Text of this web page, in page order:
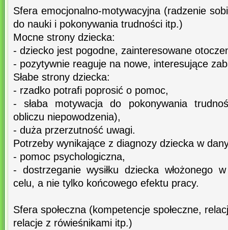
Sfera emocjonalno-motywacyjna (radzenie
do nauki i pokonywania trudności itp.)
Mocne strony dziecka:
- dziecko jest pogodne, zainteresowane
- pozytywnie reaguje na nowe, interesujące
Słabe strony dziecka:
- rzadko potrafi poprosić o pomoc,
- słaba motywacja do pokonywania
obliczu niepowodzenia),
- duża przerzutność uwagi.
Potrzeby wynikające z diagnozy dziecka w
- pomoc psychologiczna,
- dostrzeganie wysiłku dziecka włożonego
celu, a nie tylko końcowego efektu pracy.
Sfera społeczna (kompetencje społeczne,
relacje z rówieśnikami itp.)